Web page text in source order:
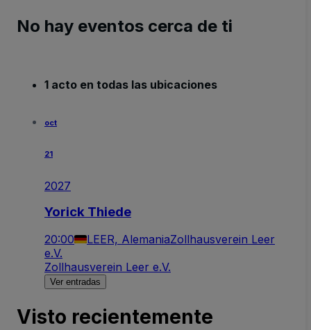
No hay eventos cerca de ti
1 acto en todas las ubicaciones
oct
21
2027
Yorick Thiede
20:00 LEER, AlemaniaZollhausverein Leer
e.V.
Zollhausverein Leer e.V.
Ver entradas
Visto recientemente